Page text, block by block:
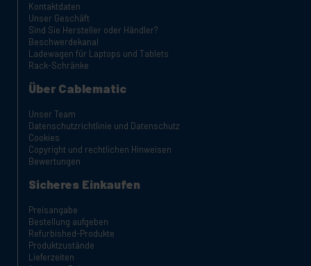
Kontaktdaten
Unser Geschäft
Sind Sie Hersteller oder Händler?
Beschwerdekanal
Ladewagen für Laptops und Tablets
Rack-Schränke
Über Cablematic
Unser Team
Datenschutzrichtlinie und Datenschutz
Cookies
Copyright und rechtlichen Hinweisen
Bewertungen
Sicheres Einkaufen
Preisangabe
Bestellung aufgeben
Refurbished-Produkte
Produktzustände
Lieferzeiten